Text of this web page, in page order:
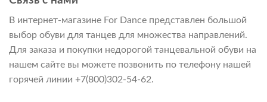
В интернет-магазине For Dance представлен большой
выбор обуви для танцев для множества направлений.
Для заказа и покупки недорогой танцевальной обуви на
нашем сайте вы можете позвонить по телефону нашей
горячей линии +7(800)302-54-62.